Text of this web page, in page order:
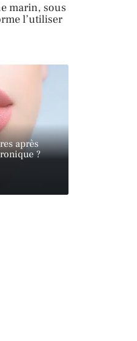
marin, sous
l’utiliser
après
?